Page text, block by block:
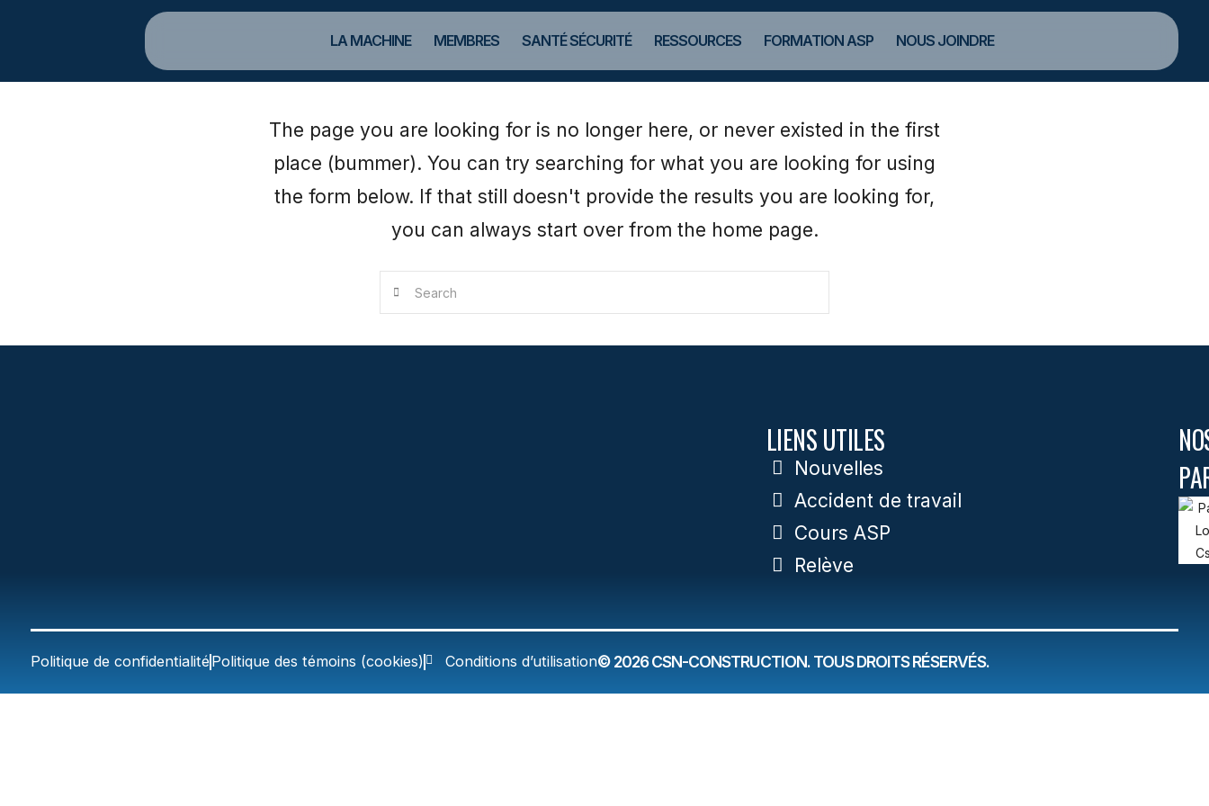
LA MACHINE MEMBRES SANTÉ SÉCURITÉ RESSOURCES FORMATION ASP NOUS JOINDRE
The page you are looking for is no longer here, or never existed in the first
place (bummer). You can try searching for what you are looking for using
the form below. If that still doesn't provide the results you are looking for,
you can always start over from the home page.
LIENS UTILES
Nouvelles
Accident de travail
Cours ASP
Relève
Politique de confidentialitéPolitique des témoins (cookies) Conditions d’utilisation© 2026 CSN-CONSTRUCTION. TOUS DROITS RÉSERVÉS.